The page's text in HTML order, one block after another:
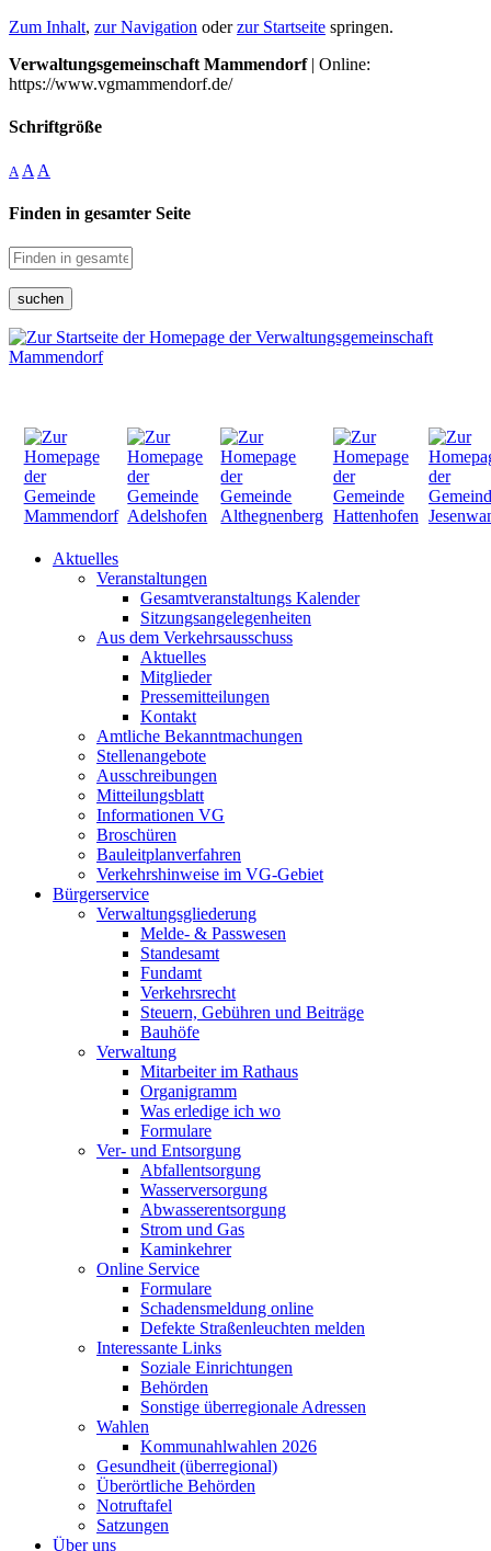
Zum Inhalt, zur Navigation oderzur Startseite springen.
Verwaltungsgemeinschaft Mammendorf| Online:
https://www.vgmammendorf.de/
Schriftgröße
A A A
Finden in gesamter Seite
suchen
Aktuelles
Veranstaltungen
Gesamtveranstaltungs Kalender
Sitzungsangelegenheiten
Aus dem Verkehrsausschuss
Aktuelles
Mitglieder
Pressemitteilungen
Kontakt
Amtliche Bekanntmachungen
Stellenangebote
Ausschreibungen
Mitteilungsblatt
Informationen VG
Broschüren
Bauleitplanverfahren
Verkehrshinweise im VG-Gebiet
Bürgerservice
Verwaltungsgliederung
Melde- & Passwesen
Standesamt
Fundamt
Verkehrsrecht
Steuern, Gebühren und Beiträge
Bauhöfe
Verwaltung
Mitarbeiter im Rathaus
Organigramm
Was erledige ich wo
Formulare
Ver- und Entsorgung
Abfallentsorgung
Wasserversorgung
Abwasserentsorgung
Strom und Gas
Kaminkehrer
Online Service
Formulare
Schadensmeldung online
Defekte Straßenleuchten melden
Interessante Links
Soziale Einrichtungen
Behörden
Sonstige überregionale Adressen
Wahlen
Kommunahlwahlen 2026
Gesundheit (überregional)
Überörtliche Behörden
Notruftafel
Satzungen
Über uns